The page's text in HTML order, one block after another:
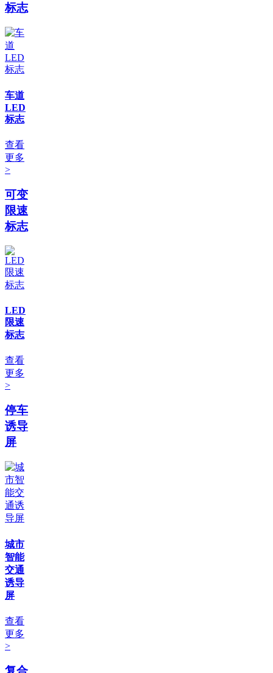
标志
车道
LED
标志
查看
更多
>
可变
限速
标志
LED
限速
标志
查看
更多
>
停车
诱导
屏
城市
智能
交通
诱导
屏
查看
更多
>